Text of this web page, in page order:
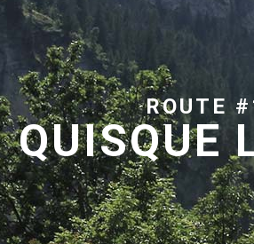
ROUTE
QUISQUE